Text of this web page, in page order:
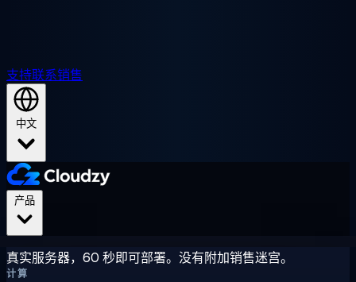
支持联系销售
中文
真实服务器，60 秒即可部署。没有附加销售迷宫。
计算